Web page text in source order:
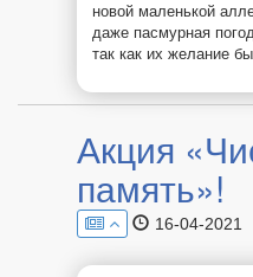
новой маленькой
даже пасмурная
так как их желание
Акция
память»!
16-04-2021